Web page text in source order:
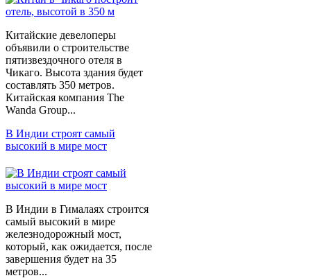
Китайские девелоперы
объявили о строительстве
пятизвездочного отеля в
Чикаго. Высота здания будет
составлять 350 метров.
Китайская компания The
Wanda Group...
В Индии строят самый
высокий в мире мост
В Индии в Гималаях строится
самый высокий в мире
железнодорожный мост,
который, как ожидается, после
завершения будет на 35
метров...